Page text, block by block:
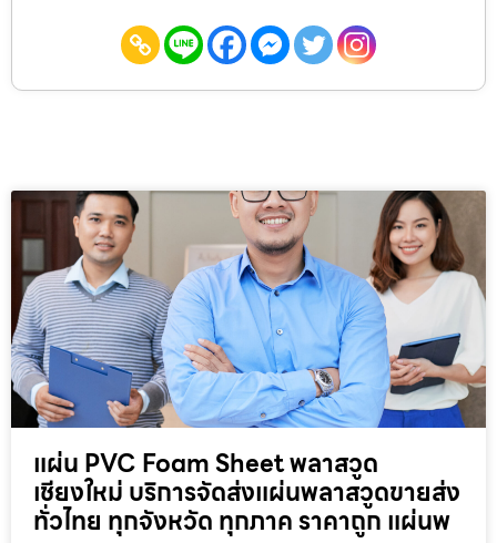
แผ่น PVC Foam Sheet พลาสวูด
เชียงใหม่ บริการจัดส่งแผ่นพลาสวูดขายส่ง
ทั่วไทย ทุกจังหวัด ทุกภาค ราคาถูก แผ่นพ